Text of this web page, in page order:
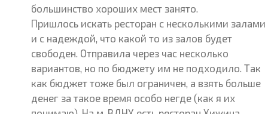
большинство хороших мест занято.
Пришлось искать ресторан с несколькими залами
и с надеждой, что какой то из залов будет
свободен. Отправила через час несколько
вариантов, но по бюджету им не подходило. Так
как бюджет тоже был ограничен, а взять больше
денег за такое время особо негде (как я их